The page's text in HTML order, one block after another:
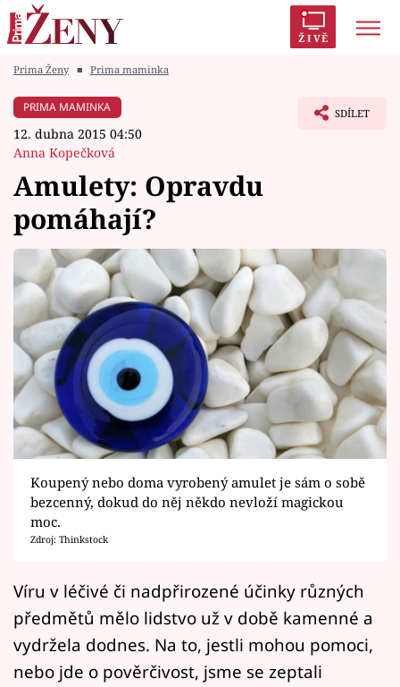
ŽIVĚ
Módní alarm
Zrádci
Témata
Celebrity
Vztahy
Seriály
Horoskopy
Sledujte prima+
Filmový festival Karlovy Vary
Pořady
Mámy sobě
Přihlášení
Prima Ženy ■ Prima maminka
PRIMA MAMINKA
12. dubna 2015 04:50
Anna Kopečková
SDÍLET
Amulety: Opravdu
pomáhají?
Koupený nebo doma vyrobený amulet je sám o sobě
bezcenný, dokud do něj někdo nevloží magickou
moc.
Zdroj: Thinkstock
Víru v léčivé či nadpřirozené účinky různých
předmětů mělo lidstvo už v době kamenné a
vydržela dodnes. Na to, jestli mohou pomoci,
nebo jde o pověrčivost, jsme se zeptali